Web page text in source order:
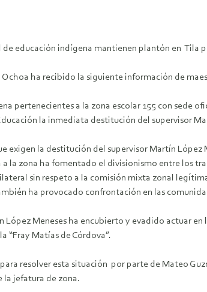
educación indígena mantienen plantón en Tila
ha recibido la siguiente información de
pertenecientes a la zona escolar 155 con sede
la inmediata destitución del supervisor
exigen la destitución del supervisor Martín
a la zona ha fomentado el divisionismo entre los
sin respeto a la comisión mixta zonal
ha provocado confrontación en las
López Meneses ha encubierto y evadido actuar
“Fray Matías de Córdova”.
resolver esta situación por parte de Mateo
la jefatura de zona.